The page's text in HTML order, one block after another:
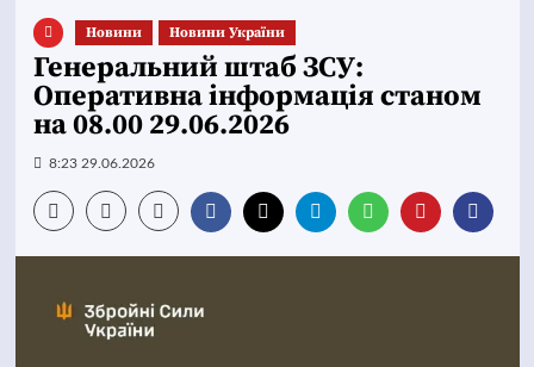
Новини Новини України
Генеральний штаб ЗСУ:
Оперативна інформація станом
на 08.00 29.06.2026
8:23 29.06.2026